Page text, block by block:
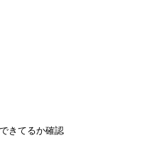
てるか確認